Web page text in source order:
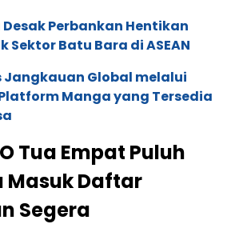
Desak Perbankan Hentikan
Sektor Batu Bara di ASEAN
Jangkauan Global melalui
Platform Manga yang Tersedia
Tua Empat Puluh
Masuk Daftar
Segera